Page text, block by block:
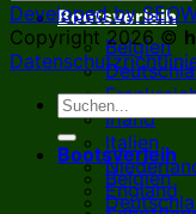
Bootsverleih
Belgien
Irland
Italien
England
Developed by
Copyright 2026 ©
Bootsverleih
Belgien